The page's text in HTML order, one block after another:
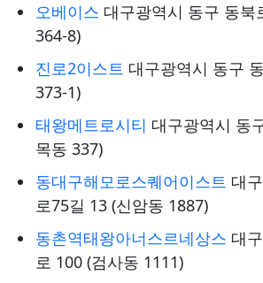
오베이스 대구광역시 동구 동북
364-8)
진로2이스트 대구광역시 동구
373-1)
태왕메트로시티 대구광역시 동
목동 337)
동대구해모로스퀘어이스트 대
로75길 13 (신암동 1887)
동촌역태왕아너스르네상스 대
로 100 (검사동 1111)